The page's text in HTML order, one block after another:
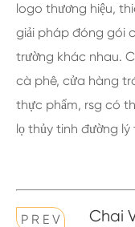
logo thương hiệu,
giải pháp đóng gói
trường khác nhau.
cà phê, cửa hàng
thực phẩm, rsg có
lọ thủy tinh đường lý
P R E V
Chai